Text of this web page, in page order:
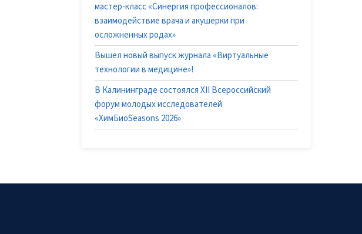
мастер-класс «Синергия профессионалов:
взаимодействие врача и акушерки при
осложненных родах»
Вышел новый выпуск журнала «Виртуальные
технологии в медицине»!
В Калининграде состоялся XII Всероссийский
форум молодых исследователей
«ХимБиоSeasons 2026»